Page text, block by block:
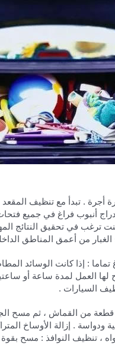
. تبدأ مع تنظيف
أنبوب فراغ في جميع
ترغب في تحقيق النتائج
من أعمق المناطق
تماما : إذا كانت الوسائد
لها العمل لمدة ساعة أو
السيارات .
من القماش ، ثم مسح
ودواسة . إزالة الأوساخ
، تنظيف النوافذ : مسح